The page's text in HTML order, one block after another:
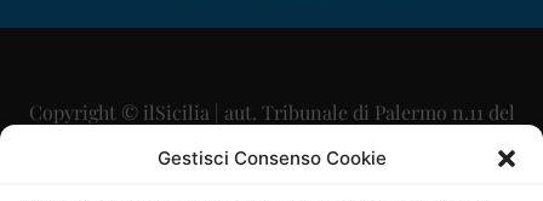
Gestisci Consenso Cookie
Copyright © ilSicilia | aut. Tribunale di Palermo n.11 del
29/09/2015